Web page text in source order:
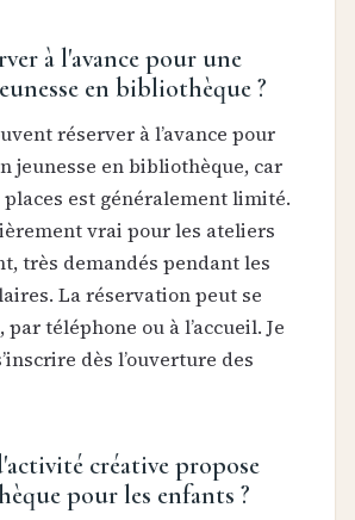
à l'avance pour une
en bibliothèque ?
réserver à l’avance pour
jeunesse en bibliothèque, car
est généralement limité.
vrai pour les ateliers
très demandés pendant les
La réservation peut se
téléphone ou à l’accueil. Je
dès l’ouverture des
créative propose
pour les enfants ?